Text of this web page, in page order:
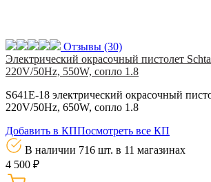
Отзывы (30)
Электрический окрасочный пистолет
220V/50Hz, 550W, сопло 1.8
S641E-18 электрический окрасочный
220V/50Hz, 650W, сопло 1.8
Добавить в КППосмотреть все КП
В наличии 716 шт. в 11 магазинах
4 500 ₽